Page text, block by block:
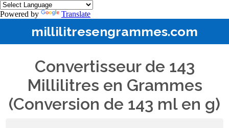
Powered by Translate
millilitresengrammes.com
Convertisseur de 143
Millilitres en Grammes
(Conversion de 143 ml en g)